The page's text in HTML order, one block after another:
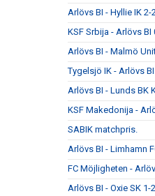
Arlövs BI - Hyllie IK 2-
KSF Srbija - Arlövs BI
Arlövs BI - Malmö
Tygelsjö IK - Arlövs
Arlövs BI - Lunds BK
KSF Makedonija -
SABIK matchpris.
Arlövs BI - Limhamn
FC Möjligheten -
Arlövs BI - Oxie SK 1-